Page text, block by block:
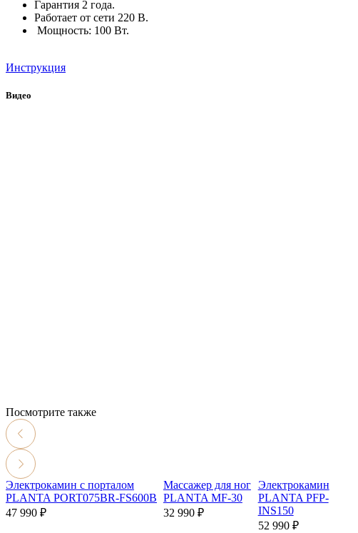
Гарантия 2 года.
Работает от сети 220 В.
Мощность: 100 Вт.
Инструкция
Видео
Посмотрите также
Электрокамин с порталом
PLANTA PORT075BR-FS600B
47 990 ₽
Массажер для ног
PLANTA MF-30
32 990 ₽
Электрокамин
PLANTA PFP-
INS150
52 990 ₽